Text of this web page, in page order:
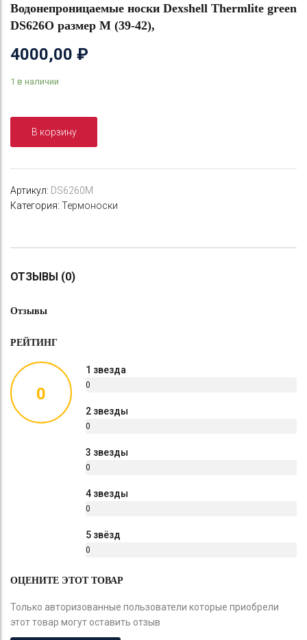
Водонепроницаемые носки Dexshell Thermlite green
DS626O размер M (39-42),
4000,00 ₽
1 в наличии
В корзину
Артикул: DS6260M
Категория: Термоноски
ОТЗЫВЫ (0)
Отзывы
РЕЙТИНГ
0
1 звезда
0
2 звезды
0
3 звезды
0
4 звезды
0
5 звёзд
0
ОЦЕНИТЕ ЭТОТ ТОВАР
Только авторизованные пользователи которые приобрели
этот товар могут оставить отзыв